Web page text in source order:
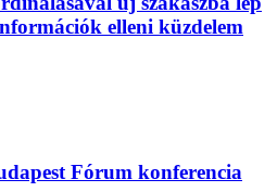
elleni küzdelem
Fórum konferencia